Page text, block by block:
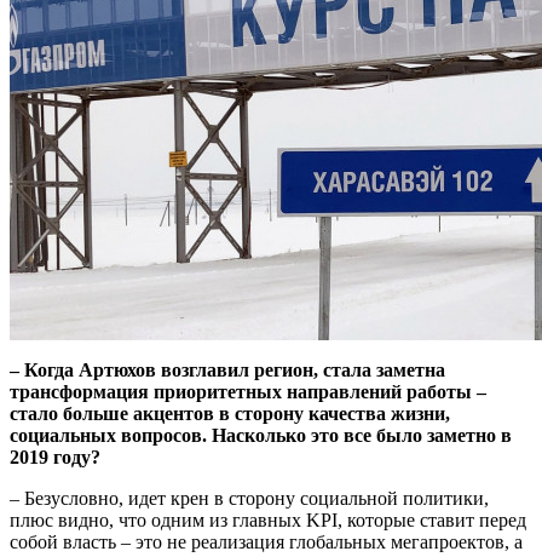
– Когда Артюхов возглавил регион, стала заметна
трансформация приоритетных направлений работы –
стало больше акцентов в сторону качества жизни,
социальных вопросов. Насколько это все было заметно в
2019 году?
– Безусловно, идет крен в сторону социальной политики,
плюс видно, что одним из главных KPI, которые ставит перед
собой власть – это не реализация глобальных мегапроектов, а